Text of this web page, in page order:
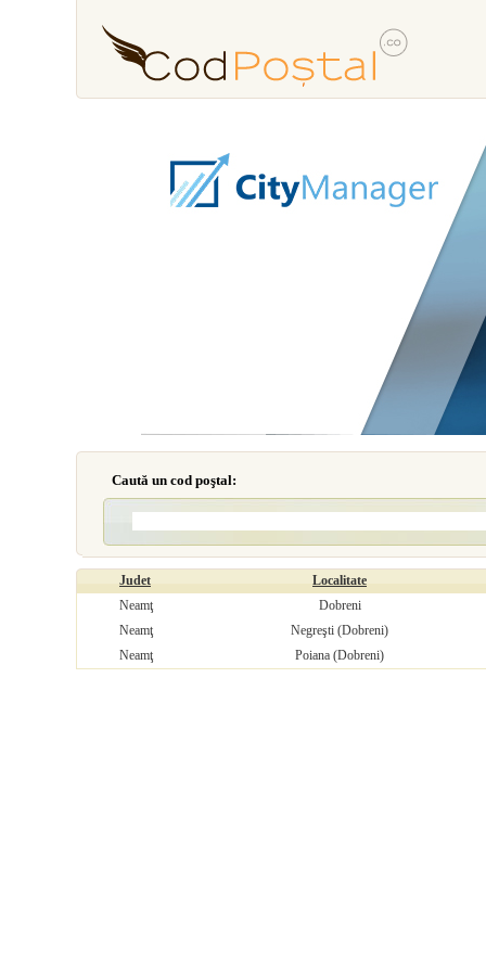
Caută un cod poştal:
Judet
Localitate
Neamţ
Dobreni
Neamţ
Negreşti (Dobreni)
Neamţ
Poiana (Dobreni)